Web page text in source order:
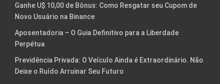
Ganhe U$ 10,00 de Bônus: Como Resgatar seu Cupom de
Novo Usuário na Binance
Aposentadoria – O Guia Definitivo para a Liberdade
Perpétua
Previdência Privada: O Veículo Ainda é Extraordinário. Não
Deixe o Ruído Arruinar Seu Futuro